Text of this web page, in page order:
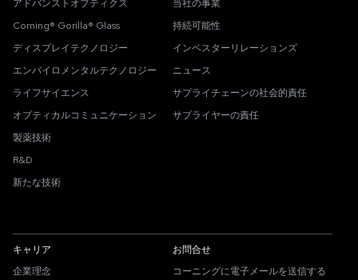
アドバンストオプティクス
Corning® Gorilla® Glass
ディスプレイテクノロジー
エンバイロメンタルテクノロジー
ライフサイエンス
オプティカルコミュニケーション
製薬技術
R&D
新たな技術
当社の事業
持続可能性
インベスターリレーションズ
ニュース
サプライチェーンの社会的責任
サプライヤーの責任
キャリア
企業理念
お問合せ
コーニングに電子メールを送信する